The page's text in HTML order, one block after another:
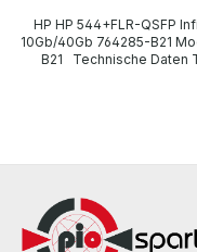
10Gb/40Gb 764285-B21 Modell: 544+FLR-QSFP MPN: 764285-
B21 Technische Daten Technical data / Technische Daten
manufacturer. Weitere Informationen und Details finden Sie auf den